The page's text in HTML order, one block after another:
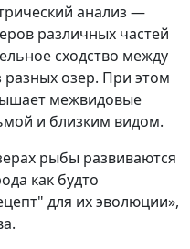
анализ —
различных частей
сходство между
озер. При этом
межвидовые
и близким видом.
рыбы развиваются
как будто
для их эволюции»,